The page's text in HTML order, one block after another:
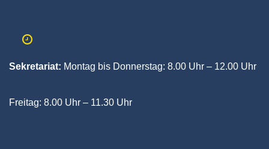
Sekretariat: Montag bis Donnerstag: 8.00 Uhr – 12.00 Uhr
Freitag: 8.00 Uhr – 11.30 Uhr